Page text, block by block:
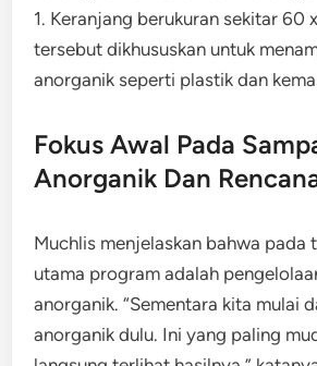
1. Keranjang berukuran sekitar 60
tersebut dikhususkan untuk
anorganik seperti plastik dan
Fokus Awal Pada
Anorganik Dan
Muchlis menjelaskan bahwa pada
utama program adalah
anorganik. “Sementara kita mulai
anorganik dulu. Ini yang paling